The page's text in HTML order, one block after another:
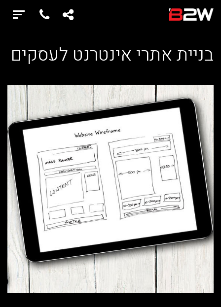
בניית אתרי אינטרנט לעסקים